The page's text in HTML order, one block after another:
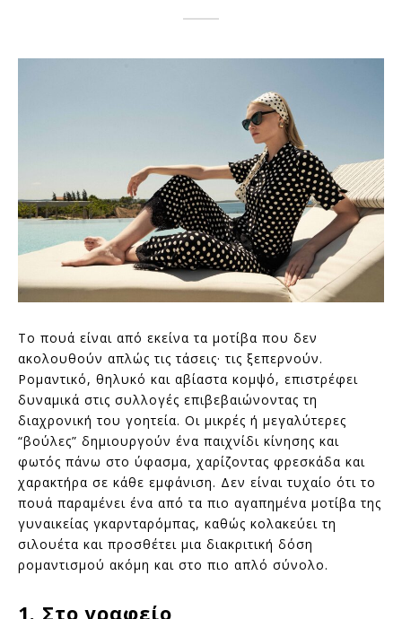
Το πουά είναι από εκείνα τα μοτίβα που δεν
ακολουθούν απλώς τις τάσεις· τις ξεπερνούν.
Ρομαντικό, θηλυκό και αβίαστα κομψό, επιστρέφει
δυναμικά στις συλλογές επιβεβαιώνοντας τη
διαχρονική του γοητεία. Οι μικρές ή μεγαλύτερες
“βούλες” δημιουργούν ένα παιχνίδι κίνησης και
φωτός πάνω στο ύφασμα, χαρίζοντας φρεσκάδα και
χαρακτήρα σε κάθε εμφάνιση. Δεν είναι τυχαίο ότι το
πουά παραμένει ένα από τα πιο αγαπημένα μοτίβα της
γυναικείας γκαρνταρόμπας, καθώς κολακεύει τη
σιλουέτα και προσθέτει μια διακριτική δόση
ρομαντισμού ακόμη και στο πιο απλό σύνολο.
1. Στο γραφείο